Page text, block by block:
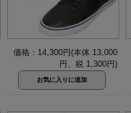
価格：14,300円(本体 13,000
円、税 1,300円)